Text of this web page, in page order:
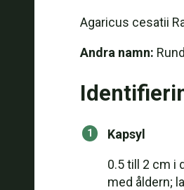
Agaricus cesatii
Andra namn:
Kapsyl
0.5 till 2 cm i
med åldern;